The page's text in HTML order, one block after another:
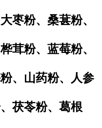
枣粉、桑葚粉、
茸粉、蓝莓粉、
、山药粉、人参
茯苓粉、葛根